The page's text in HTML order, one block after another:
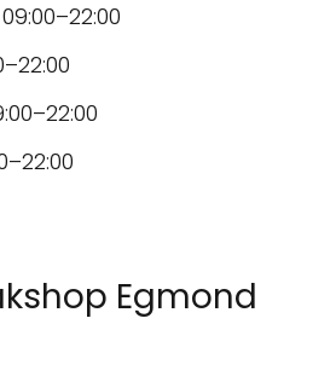
Egmond